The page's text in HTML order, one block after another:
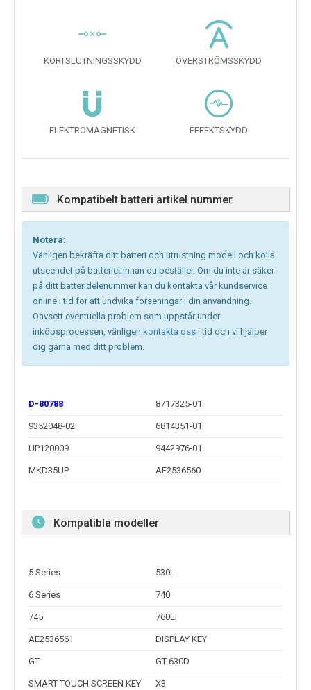
KORTSLUTNINGSSKYDD ÖVERSTRÖMSSKYDD
ELEKTROMAGNETISK EFFEKTSKYDD
Kompatibelt batteri artikel nummer
Notera:
Vänligen bekräfta ditt batteri och utrustning modell och kolla
utseendet på batteriet innan du beställer. Om du inte är säker
på ditt batteridelenummer kan du kontakta vår kundservice
online i tid för att undvika förseningar i din användning.
Oavsett eventuella problem som uppstår under
inköpsprocessen, vänligen kontakta oss i tid och vi hjälper
dig gärna med ditt problem.
D-80788 8717325-01
9352048-02 6814351-01
UP120009 9442976-01
MKD35UP AE2536560
Kompatibla modeller
5 Series 530L
6 Series 740
745 760LI
AE2536561 DISPLAY KEY
GT GT 630D
SMART TOUCH SCREEN KEY X3